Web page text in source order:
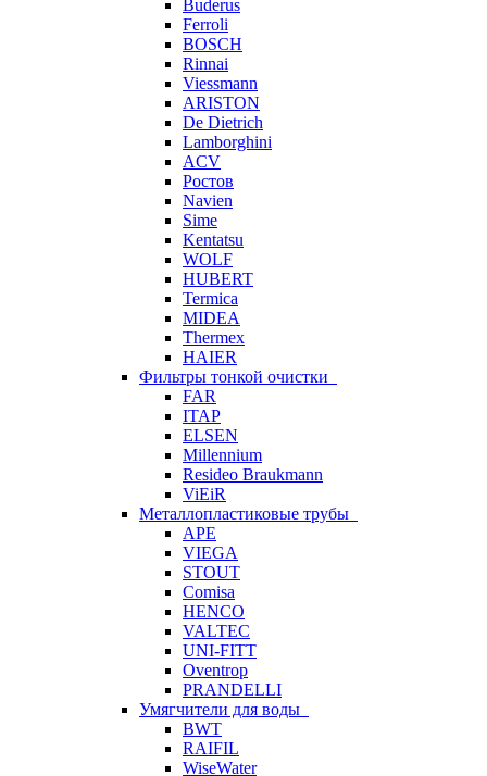
Buderus
Ferroli
BOSCH
Rinnai
Viessmann
ARISTON
De Dietrich
Lamborghini
ACV
Ростов
Navien
Sime
Kentatsu
WOLF
HUBERT
Termica
MIDEA
Thermex
HAIER
Фильтры тонкой очистки
FAR
ITAP
ELSEN
Millennium
Resideo Braukmann
ViEiR
Металлопластиковые трубы
APE
VIEGA
STOUT
Comisa
HENCO
VALTEC
UNI-FITT
Oventrop
PRANDELLI
Умягчители для воды
BWT
RAIFIL
WiseWater